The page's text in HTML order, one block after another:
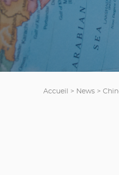
Accueil > News>